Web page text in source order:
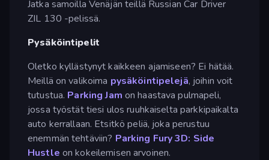
Jatka samoilla Venäjän teillä Russian Car Driver
ZIL 130 -pelissä.
Pysäköintipelit
Oletko kyllästynyt kaikkeen ajamiseen? Ei hätää.
Meillä on valikoima pysäköintipelejä, joihin voit
tutustua. Parking Jam on haastava pulmapeli,
jossa työstät tiesi ulos ruuhkaiselta parkkipaikalta
auto kerrallaan. Etsitkö peliä, joka perustuu
enemmän tehtäviin? Parking Fury 3D: Side
Hustle on kokeilemisen arvoinen.